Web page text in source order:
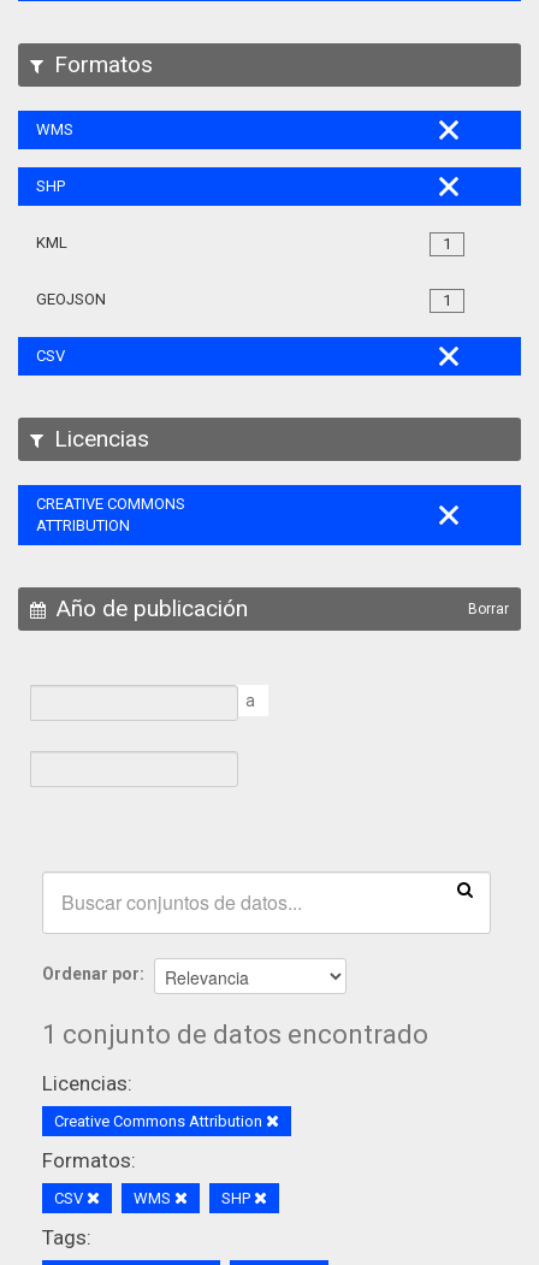
Formatos
WMS
SHP
1
KML
1
GEOJSON
CSV
Licencias
CREATIVE COMMONS
ATTRIBUTION
Año de publicación Borrar
a
Ordenar por
1 conjunto de datos encontrado
Licencias:
Creative Commons Attribution
Formatos:
CSV WMS SHP
Tags: